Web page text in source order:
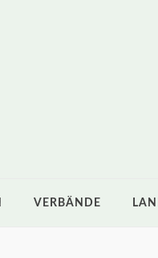
VERBÄNDE